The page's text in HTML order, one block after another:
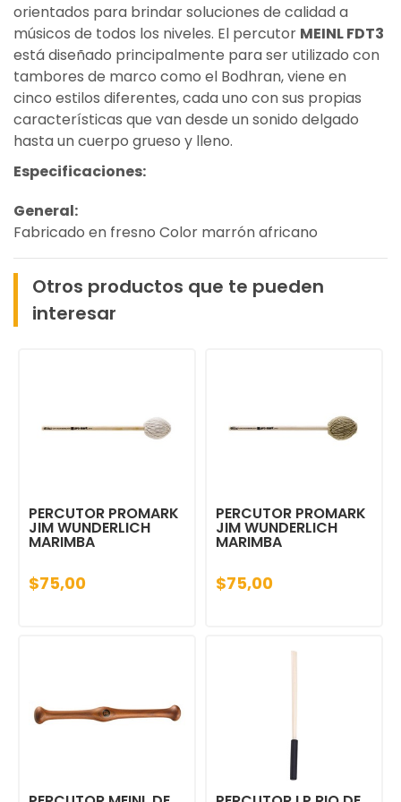
orientados para brindar soluciones de calidad a
músicos de todos los niveles. El percutor MEINL FDT3
está diseñado principalmente para ser utilizado con
tambores de marco como el Bodhran, viene en
cinco estilos diferentes, cada uno con sus propias
características que van desde un sonido delgado
hasta un cuerpo grueso y lleno.
Especificaciones:
General:
Fabricado en fresno Color marrón africano
Otros productos que te pueden
interesar
PERCUTOR PROMARK
JIM WUNDERLICH
MARIMBA
$75,00
PERCUTOR PROMARK
JIM WUNDERLICH
MARIMBA
$75,00